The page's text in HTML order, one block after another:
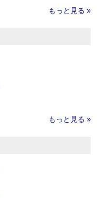
もっと見る »
もっと見る »